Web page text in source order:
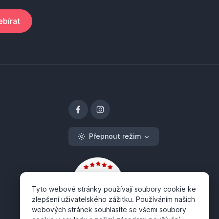
Přepnout režim
Tyto webové stránky používají soubory cookie ke
zlepšení uživatelského zážitku. Používáním našich
webových stránek souhlasíte se všemi soubory